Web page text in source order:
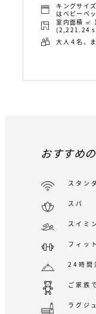
キングサイ
はベビーベ
室内面積
(2,221.24
大人４名、
おすすめ
スタン
スパ
スイミ
フィッ
24時間
ご家族
ラグジ